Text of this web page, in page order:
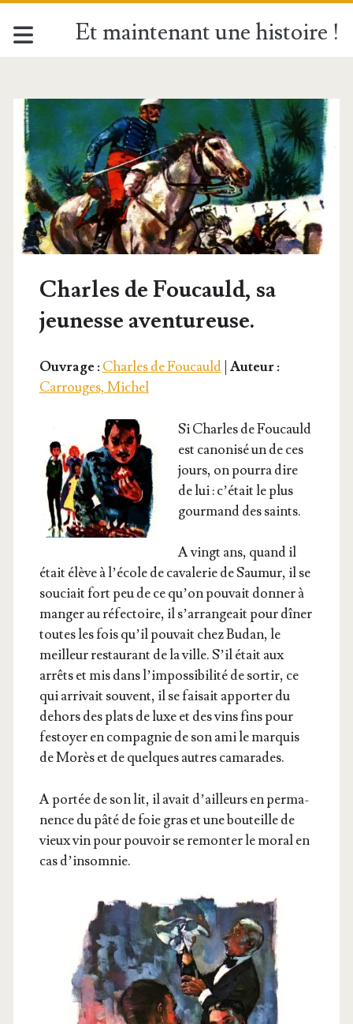
Et maintenant une histoire !
Charles de Foucauld, sa
jeunesse aventureuse.
Ouvrage :Charles de Foucauld| Auteur :
Carrouges, Michel
Si Charles de Fou­cauld
est cano­ni­sé un de ces
jours, on pour­ra dire
de lui : c’é­tait le plus
gour­mand des saints.
A vingt ans, quand il
était élève à l’é­cole de cava­le­rie de Sau­mur, il se
sou­ciait fort peu de ce qu’on pou­vait don­ner à
man­ger au réfec­toire, il s’ar­ran­geait pour dîner
toutes les fois qu’il pou­vait chez Budan, le
meilleur res­tau­rant de la ville. S’il était aux
arrêts et mis dans l’im­pos­si­bi­li­té de sor­tir, ce
qui arri­vait sou­vent, il se fai­sait appor­ter du
dehors des plats de luxe et des vins fins pour
fes­toyer en com­pa­gnie de son ami le mar­quis
de Morès et de quelques autres camarades.
A por­tée de son lit, il avait d’ailleurs en per­ma­
nence du pâté de foie gras et une bou­teille de
vieux vin pour pou­voir se remon­ter le moral en
cas d’insomnie.